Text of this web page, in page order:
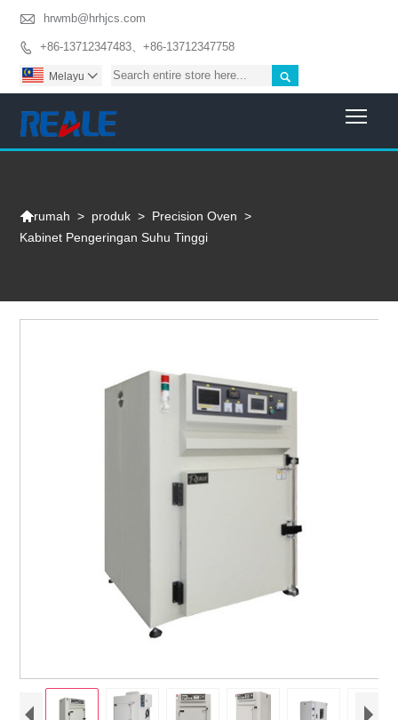
 hrwmb@hrhjcs.com
 +86-13712347483、+86-13712347758

Melayu 
rumah > produk > Precision Oven >
Kabinet Pengeringan Suhu Tinggi